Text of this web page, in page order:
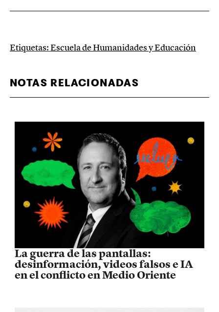
Etiquetas:Escuela de Humanidades y Educación
NOTAS RELACIONADAS
La guerra de las pantallas:
desinformación, videos falsos e IA
en el conflicto en Medio Oriente